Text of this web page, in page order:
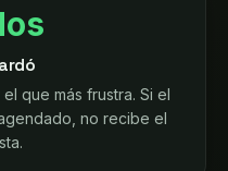
que más frustra. Si el
no recibe el